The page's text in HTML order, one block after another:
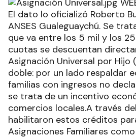
El dato lo oficializó Roberto
ANSES Gualeguaychú. Se
que va entre los 5 mil y los
cuotas se descuentan
Asignación Universal por Hijo
doble: por un lado respaldar
familias con ingresos no
se trata de un incentivo
comercios locales.A través
habilitaron estos créditos
Asignaciones Familiares